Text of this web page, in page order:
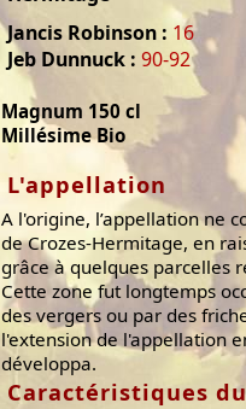
Jancis Robinson : 16
Jeb Dunnuck : 90-92
Magnum 150 cl
Millésime Bio
L'appellation
A l'origine, l’appellation ne
de Crozes-Hermitage, en
grâce à quelques parcelles
Cette zone fut longtemps
des vergers ou par des
l'extension de l'appellation
développa.
Caractéristiques